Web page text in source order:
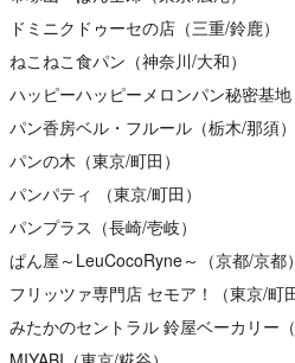
ドミニクドゥーセの店（三重/鈴鹿）
ねこねこ食パン（神奈川/大和）
ハッピーハッピーメロンパン秘密基地
パン香房ベル・フルール（栃木/那須）
パンの木（東京/町田）
パンパティ （東京/町田）
パンプラス（長崎/壱岐）
ぱん屋～LeuCocoRyne～（京都/京都）
フリッツァ専門店 セモア！（東京/町田
みたかのセントラル 鈴屋ベーカリー（